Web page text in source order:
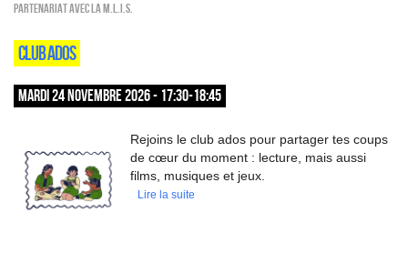
Partenariat avec la M.L.I.S.
CLUB ADOS
MARDI 24 NOVEMBRE 2026 - 17:30-18:45
Rejoins le club ados pour partager tes coups
de cœur du moment : lecture, mais aussi
films, musiques et jeux.
Lire la suite